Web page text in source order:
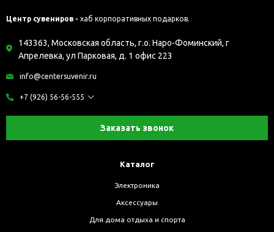
Центр сувениров - хаб корпоративных подарков.
143363, Московская область, г.о. Наро-Фоминский, г
Апрелевка, ул Парковая, д. 1 офис 223
info@centersuvenir.ru
+7 (926) 56-56-555
Заказать звонок
Каталог
Электроника
Аксессуары
Для дома отдыха и спорта